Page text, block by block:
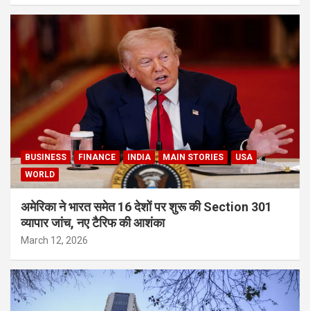
BUSINESS FINANCE INDIA MAIN STORIES
USA
WORLD
अमेरिका ने भारत समेत 16 देशों पर शुरू की Section 301
व्यापार जांच, नए टैरिफ की आशंका
March 12, 2026